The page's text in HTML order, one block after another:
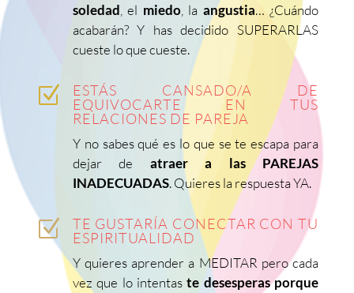
soledad , el miedo, la angustia… ¿Cuándo
acabarán? Y has decidido SUPERARLAS
cueste lo que cueste.
Z
ESTÁS CANSADO/A DE
EQUIVOCARTE EN TUS
RELACIONES DE PAREJA
Y no sabes qué es lo que se te escapa para
dejar de atraer a las PAREJAS
INADECUADAS. Quieres la respuesta YA.
Z
TE GUSTARÍA CONECTAR CON TU
ESPIRITUALIDAD
Y quieres aprender a MEDITAR pero cada
vez que lo intentaste desesperas porque